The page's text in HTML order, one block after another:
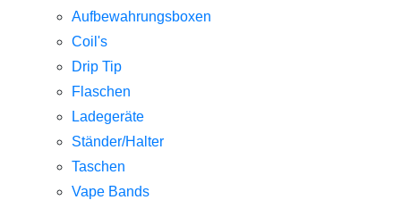
Aufbewahrungsboxen
Coil's
Drip Tip
Flaschen
Ladegeräte
Ständer/Halter
Taschen
Vape Bands